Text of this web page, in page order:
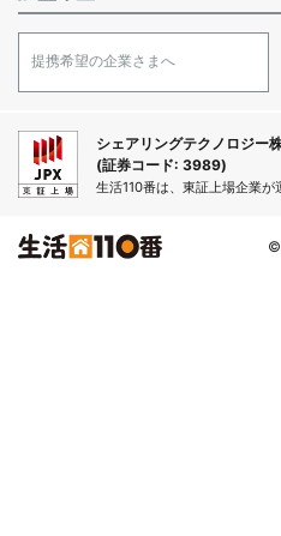
提携希望の企業さまへ
シェアリングテクノロジー
(証券コード: 3989)
生活110番は、東証上場企業が
©